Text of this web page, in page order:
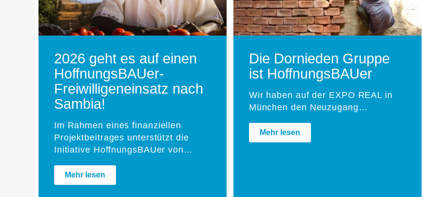
2026 geht es auf einen
HoffnungsBAUer-
Freiwilligeneinsatz nach
Sambia!
Im Rahmen eines finanziellen
Projektbeitrages unterstützt die
Initiative HoffnungsBAUer von…
Mehr lesen
Die Dornieden Gruppe
ist HoffnungsBAUer
Wir haben auf der EXPO REAL in
München den Neuzugang…
Mehr lesen